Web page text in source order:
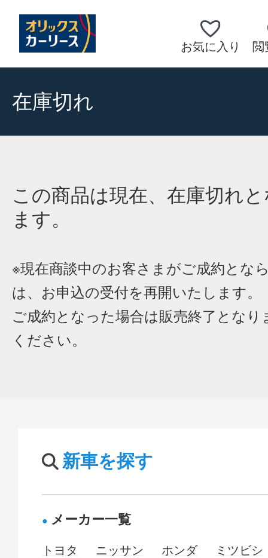
お気に入り 閲
在庫切れ
この商品は現在、在庫切れ
ます。
※現在商談中のお客さまがご成約とな
は、お申込の受付を再開いたします。
ご成約となった場合は販売終了となり
ください。
新車を探す
メーカー一覧
トヨタ ニッサン ホンダ
ミツビシ